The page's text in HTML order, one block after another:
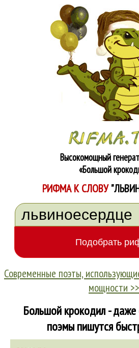
Высокомощный
«Большой
РИФМА К СЛОВУ
Современные поэты,
мощности >>
Большой крокодил -
поэмы пишутся